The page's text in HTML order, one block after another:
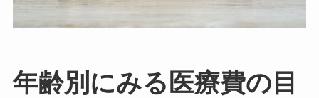
年齢別にみる医療費の目